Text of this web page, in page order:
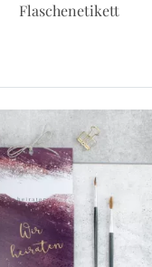
Tischkarten